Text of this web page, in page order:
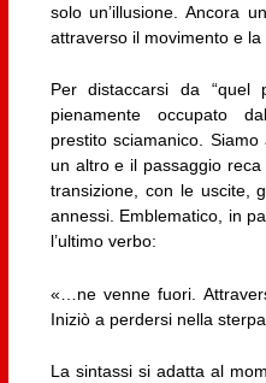
solo un’illusione. Ancora
attraverso il movimento e la
Per distaccarsi da “quel
pienamente occupato
prestito sciamanico.
un altro e il passaggio
transizione, con le uscite,
annessi. Emblematico, in
l’ultimo verbo:
«…ne venne fuori.
Iniziò a perdersi nella
La sintassi si adatta al